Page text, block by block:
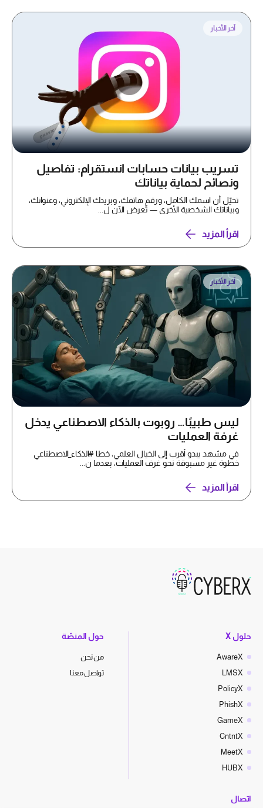
آخر الأخبار
تسريب بيانات حسابات انستقرام: تفاصيل
ونصائح لحماية بياناتك
تخيّل أن اسمك الكامل، ورقم هاتفك، وبريدك الإلكتروني، وعنوانك،
وبياناتك الشخصية الأخرى — تُعرض الآن ل...
اقرأ المزيد
آخر الأخبار
ليس طبيبًا… روبوت بالذكاء الاصطناعي يدخل
غرفة العمليات
في مشهد يبدو أقرب إلى الخيال العلمي، خطا #الذكاء_الاصطناعي
خطوة غير مسبوقة نحو غرف العمليات، بعدما ن...
اقرأ المزيد
حلول X
AwareX
LMSX
PolicyX
PhishX
GameX
CntntX
MeetX
HUBX
حول المنصّة
من نحن
تواصل معنا
اتصال